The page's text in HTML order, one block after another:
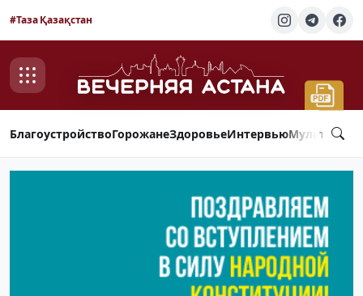
#Таза Қазақстан
БлагоустройствоГорожанеЗдоровьеИнтервью